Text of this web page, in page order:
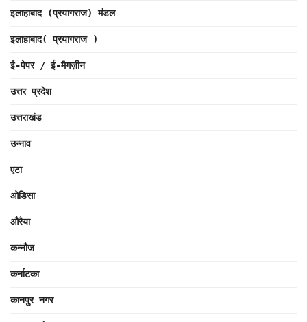
इलाहाबाद (प्रयागराज) मंडल
इलाहाबाद( प्रयागराज )
ई-पेपर / ई-मैगज़ीन
उत्तर प्रदेश
उत्तराखंड
उन्नाव
एटा
ओडिसा
औरैया
कन्नौज
कर्नाटका
कानपुर नगर